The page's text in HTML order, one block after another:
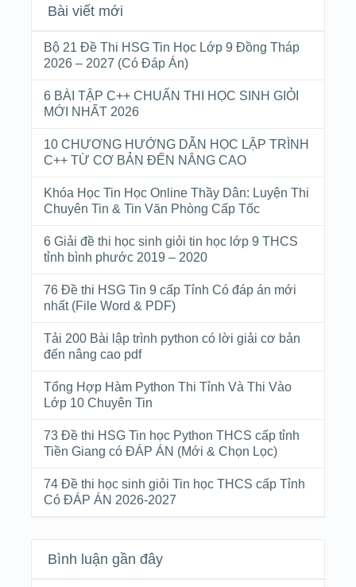
Bài viết mới
Bộ 21 Đề Thi HSG Tin Học Lớp 9 Đồng Tháp
2026 – 2027 (Có Đáp Án)
6 BÀI TẬP C++ CHUẨN THI HỌC SINH GIỎI
MỚI NHẤT 2026
10 CHƯƠNG HƯỚNG DẪN HỌC LẬP TRÌNH
C++ TỪ CƠ BẢN ĐẾN NÂNG CAO
Khóa Học Tin Học Online Thầy Dân: Luyện Thi
Chuyên Tin & Tin Văn Phòng Cấp Tốc
6 Giải đề thi học sinh giỏi tin học lớp 9 THCS
tỉnh bình phước 2019 – 2020
76 Đề thi HSG Tin 9 cấp Tỉnh Có đáp án mới
nhất (File Word & PDF)
Tải 200 Bài lập trình python có lời giải cơ bản
đến nâng cao pdf
Tổng Hợp Hàm Python Thi Tỉnh Và Thi Vào
Lớp 10 Chuyên Tin
73 Đề thi HSG Tin học Python THCS cấp tỉnh
Tiền Giang có ĐÁP ÁN (Mới & Chọn Lọc)
74 Đề thi học sinh giỏi Tin học THCS cấp Tỉnh
Có ĐÁP ÁN 2026-2027
Bình luận gần đây